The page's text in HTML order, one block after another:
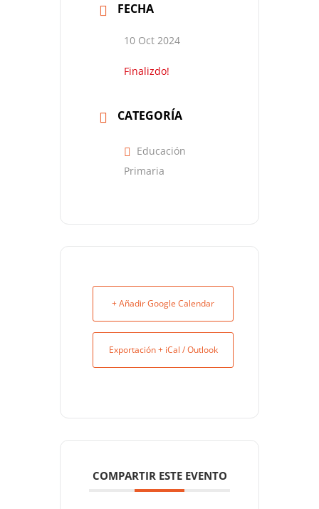
FECHA
10 Oct 2024
Finalizdo!
CATEGORÍA
Educación
Primaria
+ Añadir Google Calendar
Exportación + iCal / Outlook
COMPARTIR ESTE EVENTO